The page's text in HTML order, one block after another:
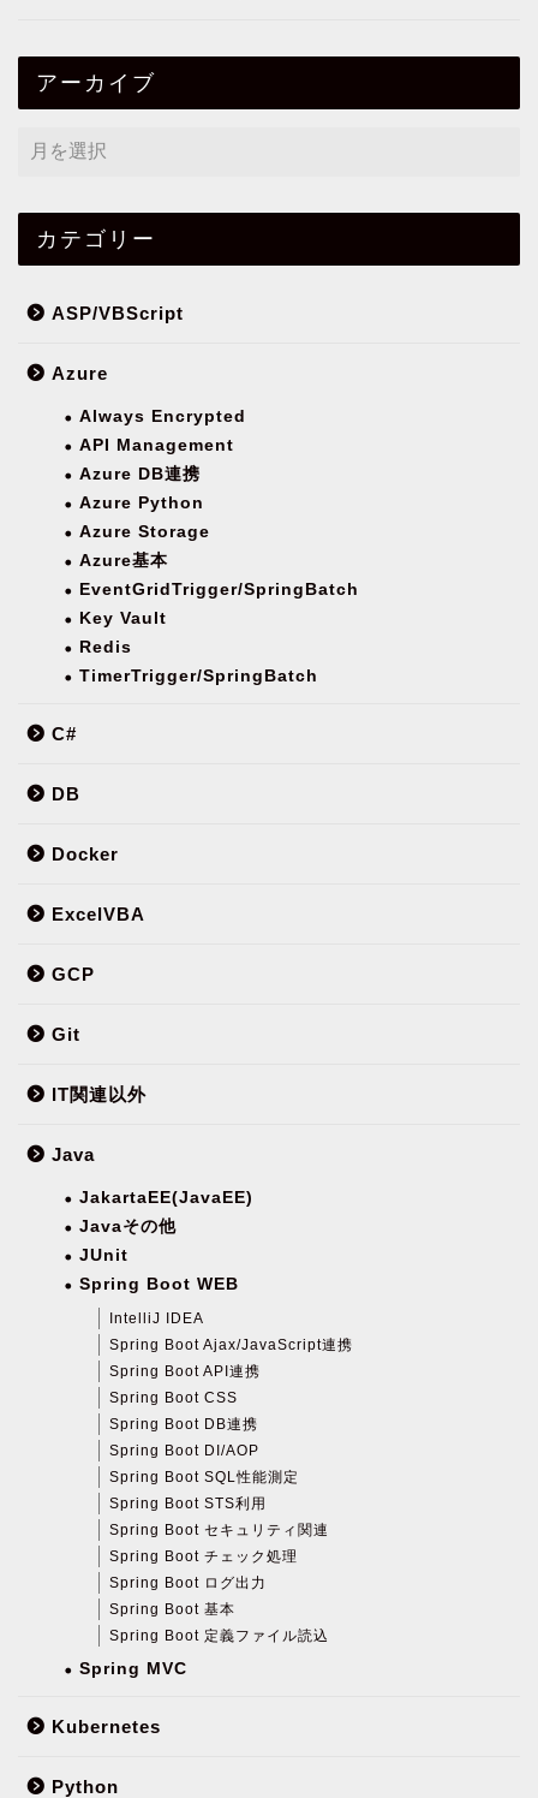
アーカイブ
カテゴリー
ASP/VBScript
Azure
Always Encrypted
API Management
Azure DB連携
Azure Python
Azure Storage
Azure基本
EventGridTrigger/SpringBatch
Key Vault
Redis
TimerTrigger/SpringBatch
C#
DB
Docker
ExcelVBA
GCP
Git
IT関連以外
Java
JakartaEE(JavaEE)
Javaその他
JUnit
Spring Boot WEB
IntelliJ IDEA
Spring Boot Ajax/JavaScript連携
Spring Boot API連携
Spring Boot CSS
Spring Boot DB連携
Spring Boot DI/AOP
Spring Boot SQL性能測定
Spring Boot STS利用
Spring Boot セキュリティ関連
Spring Boot チェック処理
Spring Boot ログ出力
Spring Boot 基本
Spring Boot 定義ファイル読込
Spring MVC
Kubernetes
Python